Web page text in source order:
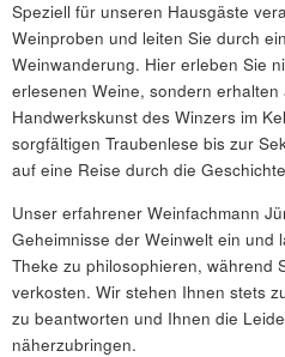
Speziell für unseren Hausgäste
Weinproben und leiten Sie durch
Weinwanderung. Hier erleben Sie
erlesenen Weine, sondern
Handwerkskunst des Winzers im
sorgfältigen Traubenlese bis zur
auf eine Reise durch die
Unser erfahrener Weinfachmann
Geheimnisse der Weinwelt ein und
Theke zu philosophieren, während
verkosten. Wir stehen Ihnen stets
zu beantworten und Ihnen die
näherzubringen.